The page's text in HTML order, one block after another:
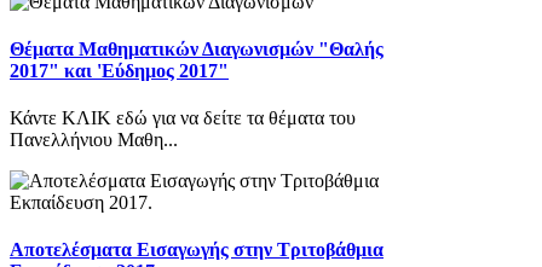
Θέματα Μαθηματικών Διαγωνισμών "Θαλής
2017" και 'Εύδημος 2017"
Κάντε ΚΛΙΚ εδώ για να δείτε τα θέματα του
Πανελλήνιου Μαθη...
Αποτελέσματα Εισαγωγής στην Τριτοβάθμια